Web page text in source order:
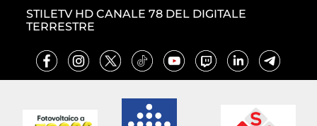
STILETV HD CANALE 78 DEL DIGITALE
TERRESTRE